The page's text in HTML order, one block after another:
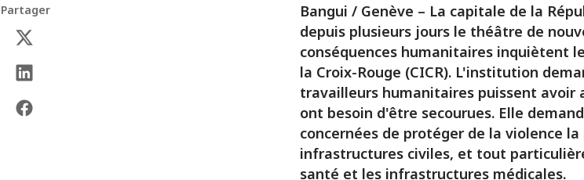
Partager
Bangui / Genève – La capitale de la
depuis plusieurs jours le théâtre de
conséquences humanitaires inquiètent
la Croix-Rouge (CICR). L'institution
travailleurs humanitaires puissent avoir
ont besoin d'être secourues. Elle
concernées de protéger de la violence
infrastructures civiles, et tout
santé et les infrastructures médicales.